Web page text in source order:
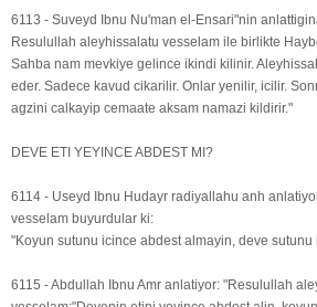
6113 - Suveyd Ibnu Nu'man el-Ensari"nin
Resulullah aleyhissalatu vesselam ile birlikte
Sahba nam mevkiye gelince ikindi kilinir.
eder. Sadece kavud cikarilir. Onlar yenilir, icilir.
agzini calkayip cemaate aksam namazi kildirir."
DEVE ETI YEYINCE ABDEST MI?
6114 - Useyd Ibnu Hudayr radiyallahu anh
vesselam buyurdular ki:
"Koyun sutunu icince abdest almayin, deve
6115 - Abdullah Ibnu Amr anlatiyor: "Resulullah